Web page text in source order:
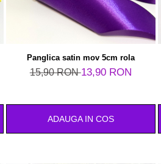
Panglica satin mov 5cm rola
15,90 RON13,90 RON
ADAUGA IN COS